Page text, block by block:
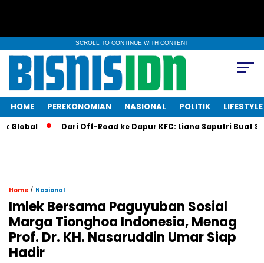
SCROLL TO CONTINUE WITH CONTENT
HOME PEREKONOMIAN NASIONAL POLITIK LIFESTYLE
Dari Off-Road ke Dapur KFC: Liana Saputri Buat
Home / Nasional
Imlek Bersama Paguyuban Sosial
Marga Tionghoa Indonesia, Menag
Prof. Dr. KH. Nasaruddin Umar Siap
Hadir